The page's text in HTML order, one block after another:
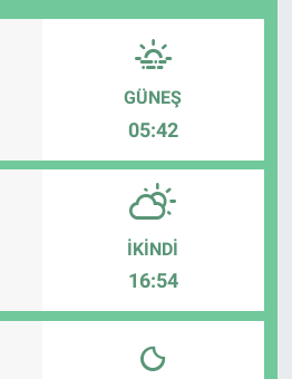
GÜNEŞ
05:42
İKINDI
16:54